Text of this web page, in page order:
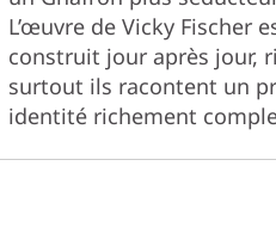
L’œuvre de Vicky Fischer
construit jour après jour,
surtout ils racontent un
identité richement